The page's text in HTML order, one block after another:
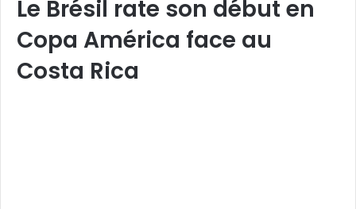
Le Brésil rate son début en
Copa América face au
Costa Rica